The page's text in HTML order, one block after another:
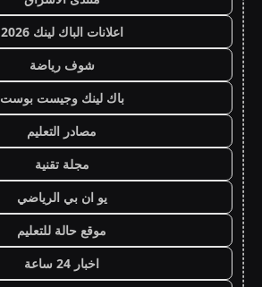
اعلانات الباك لينك 2026
شوف رياضة
باك لينك وجيست بوست
مصادر التعليم
مجلة تقنية
يو ان بي الرياضي
موقع حالة للتعليم
اخبار 24 ساعة